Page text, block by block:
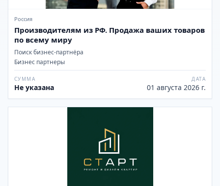
Россия
Производителям из РФ. Продажа ваших товаров
по всему миру
Поиск бизнес-партнёра
Бизнес партнеры
СУММА
Не указана
ДАТА
01 августа 2026 г.